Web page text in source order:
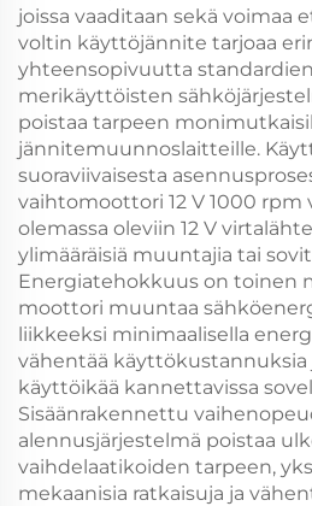
joissa vaaditaan sekä voimaa
voltin käyttöjännite tarjoaa
yhteensopivuutta
merikäyttöisten
poistaa tarpeen
jännitemuunnoslaitteille.
suoraviivaisesta
vaihtomoottori 12 V 1000 rpm
olemassa oleviin 12 V
ylimääräisiä muuntajia tai
Energiatehokkuus on toinen
moottori muuntaa
liikkeeksi minimaalisella
vähentää
käyttöikää kannettavissa
Sisäänrakennettu
alennusjärjestelmä poistaa
vaihdelaatikoiden tarpeen,
mekaanisia ratkaisuja ja